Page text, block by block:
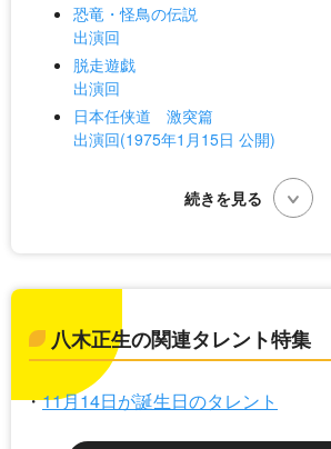
恐竜・怪鳥の伝説
出演回
脱走遊戯
出演回
日本任侠道 激突篇
出演回(1975年1月15日 公開)
八木正生の関連タレント特集
11月14日が誕生日のタレント